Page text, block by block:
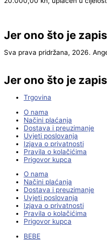
Jer ono što je
Sva prava pridržana, 2026.
Jer ono što je
Trgovina
O nama
Načini plaćanja
Dostava i preuzimanje
Uvjeti poslovanja
Izjava o privatnosti
Pravila o kolačićima
Prigovor kupca
O nama
Načini plaćanja
Dostava i preuzimanje
Uvjeti poslovanja
Izjava o privatnosti
Pravila o kolačićima
Prigovor kupca
BEBE